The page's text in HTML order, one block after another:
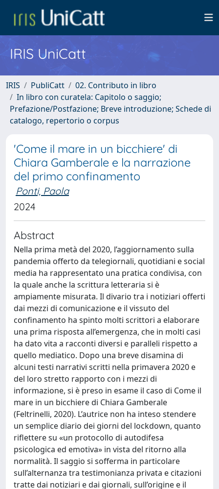
IRIS UniCatt
IRIS PubliCatt
02. Contributo in libro
In libro con curatela: Capitolo o saggio;
Prefazione/Postfazione; Breve introduzione; Schede di
catalogo, repertorio o corpus
'Come il mare in un bicchiere' di
Chiara Gamberale e la narrazione
del primo confinamento
Ponti, Paola
2024
Abstract
Nella prima metà del 2020, l’aggiornamento sulla
pandemia offerto da telegiornali, quotidiani e social
media ha rappresentato una pratica condivisa, con
la quale anche la scrittura letteraria si è
ampiamente misurata. Il divario tra i notiziari offerti
dai mezzi di comunicazione e il vissuto del
confinamento ha spinto molti scrittori a elaborare
una prima risposta all’emergenza, che in molti casi
ha dato vita a racconti diversi e paralleli rispetto a
quello mediatico. Dopo una breve disamina di
alcuni testi narrativi scritti nella primavera 2020 e
del loro stretto rapporto con i mezzi di
informazione, si è preso in esame il caso di Come il
mare in un bicchiere di Chiara Gamberale
(Feltrinelli, 2020). L’autrice non ha inteso stendere
un semplice diario dei giorni del lockdown, quanto
riflettere su «un protocollo di autodifesa
psicologica ed emotiva» in vista del ritorno alla
normalità. Il saggio si sofferma in particolare
sull’alternanza tra testimonianza privata e citazioni
tratte dai notiziari e dai giornali, sull’origine e il